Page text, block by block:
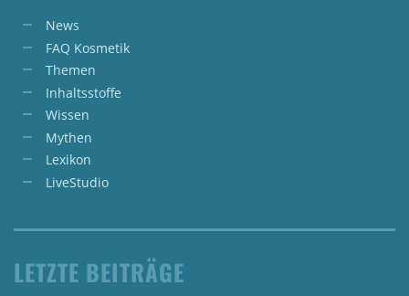
News
FAQ Kosmetik
Themen
Inhaltsstoffe
Wissen
Mythen
Lexikon
LiveStudio
LETZTE BEITRÄGE